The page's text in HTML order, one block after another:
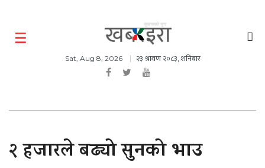
Sat, Aug 8, 2026 २३ श्रावण २०८३, शनिबार
२ हजारले बढ्यो सुनको भाउ